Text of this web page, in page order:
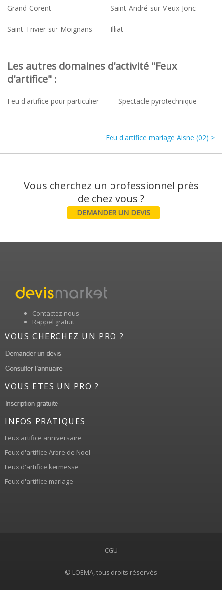
Grand-Corent Saint-André-sur-Vieux-Jonc
Saint-Trivier-sur-Moignans Illiat
Les autres domaines d'activité "Feux
d'artifice" :
Feu d'artifice pour particulier Spectacle pyrotechnique
Feu d'artifice mariage Aisne (02) >
Vous cherchez un professionnel près
DEMANDER UN DEVIS
Contactez nous
Rappel gratuit
VOUS CHERCHEZ UN PRO ?
VOUS ETES UN PRO ?
INFOS PRATIQUES
Feux artifice anniversaire
Feux d'artifice Arbre de Noel
Feux d'artifice kermesse
Feux d'artifice mariage
CGU
© LOEMA, tous droits réservés